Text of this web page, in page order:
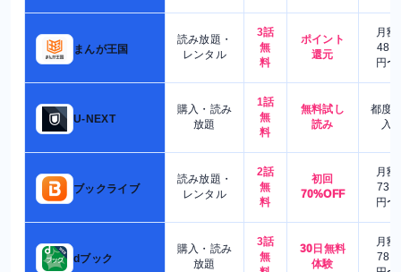
まんが王国
読み放題・
レンタル
3話
無
料
ポイント
還元
月額
480
円〜
U-NEXT
購入・読み
放題
1話
無
料
無料試し
読み
都度
入
ブックライブ
読み放題・
レンタル
2話
無
料
初回
70%OFF
月額
730
円〜
dブック
購入・読み
放題
3話
無
30日無料
体験
月額
780